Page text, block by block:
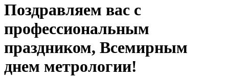
Поздравляем вас с
профессиональным
праздником, Всемирным
днем метрологии!